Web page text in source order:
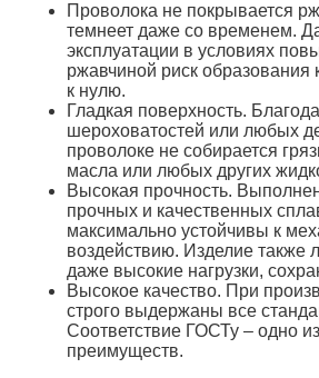
Проволока не покрывается
темнеет даже со временем.
эксплуатации в условиях
ржавчиной риск образования
к нулю.
Гладкая поверхность.
шероховатостей или любых
проволоке не собирается
масла или любых других
Высокая прочность.
прочных и качественных
максимально устойчивы к
воздействию. Изделие также
даже высокие нагрузки,
Высокое качество. При
строго выдержаны все
Соответствие ГОСТу – одно
преимуществ.